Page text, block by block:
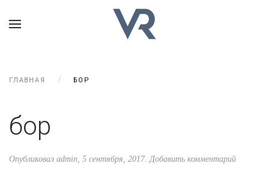
ГЛАВНАЯ БОР
бор
Опубликовал admin, 5 сентября, 2017.Добавить комментарий